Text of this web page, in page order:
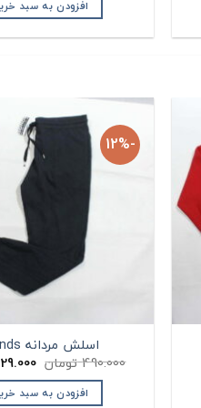
افزودن به سبد
-12%
اسلش مردانه Bonds
490.000 تومان قیمت
اصلی:
بود.
افزودن به سبد